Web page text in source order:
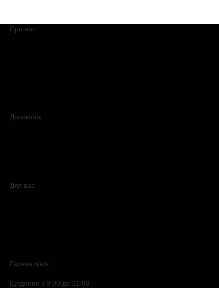
Про нас
Допомога
Для вас
Гаряча лiнiя
Щоденно з 9:00 до 21:00